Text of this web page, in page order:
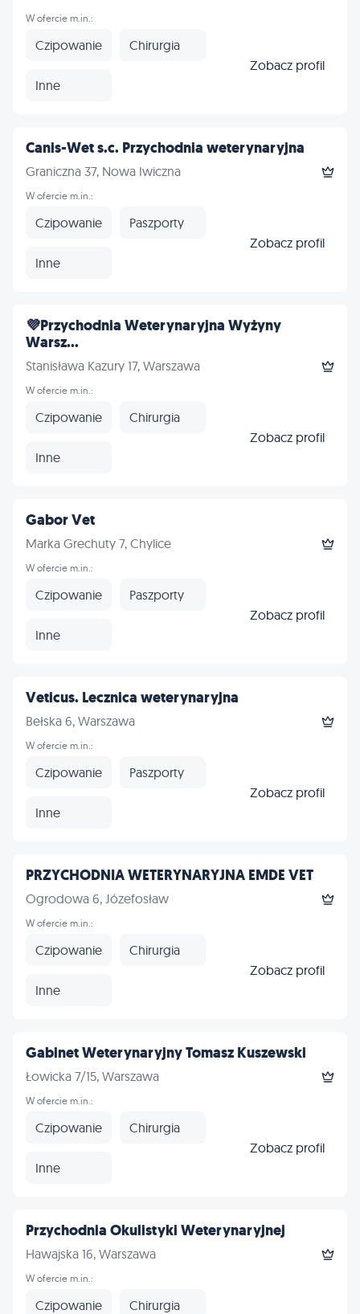
W ofercie m.in.:
Czipowanie Chirurgia
Inne
Zobacz profil
Canis-Wet s.c. Przychodnia weterynaryjna
Graniczna 37, Nowa Iwiczna
W ofercie m.in.:
Czipowanie Paszporty
Inne
Zobacz profil
💜Przychodnia Weterynaryjna Wyżyny
Warsz...
Stanisława Kazury 17, Warszawa
W ofercie m.in.:
Czipowanie Chirurgia
Inne
Zobacz profil
Gabor Vet
Marka Grechuty 7, Chylice
W ofercie m.in.:
Czipowanie Paszporty
Inne
Zobacz profil
Veticus. Lecznica weterynaryjna
Bełska 6, Warszawa
W ofercie m.in.:
Czipowanie Paszporty
Inne
Zobacz profil
PRZYCHODNIA WETERYNARYJNA EMDE VET
Ogrodowa 6, Józefosław
W ofercie m.in.:
Czipowanie Chirurgia
Inne
Zobacz profil
Gabinet Weterynaryjny Tomasz Kuszewski
Łowicka 7/15, Warszawa
W ofercie m.in.:
Czipowanie Chirurgia
Inne
Zobacz profil
Przychodnia Okulistyki Weterynaryjnej
Hawajska 16, Warszawa
W ofercie m.in.:
Czipowanie Chirurgia